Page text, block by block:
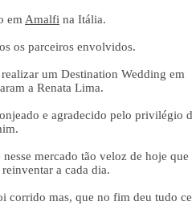
em Amalfi na Itália.
os parceiros envolvidos.
um Destination Wedding em
a Renata Lima.
e agradecido pelo privilégio
mercado tão veloz de hoje que
a cada dia.
corrido mas, que no fim deu tudo